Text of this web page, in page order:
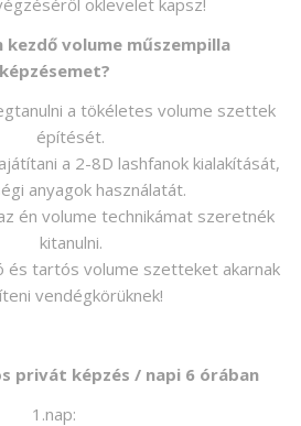
oklevelet kapsz!
kezdő volume műszempilla
képzésemet?
a tökéletes volume szettek
építését.
a 2-8D lashfanok kialakítását,
anyagok használatát.
én volume technikámat szeretnék
kitanulni.
és tartós volume szetteket akarnak
vendégkörüknek!
privát képzés / napi 6 órában
1.nap: